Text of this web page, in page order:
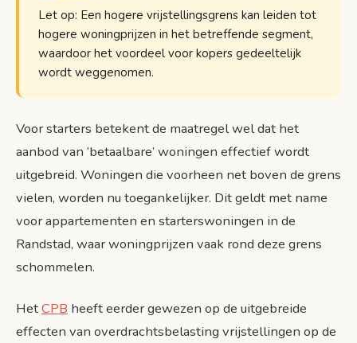
Let op: Een hogere vrijstellingsgrens kan leiden tot
hogere woningprijzen in het betreffende segment,
waardoor het voordeel voor kopers gedeeltelijk
wordt weggenomen.
Voor starters betekent de maatregel wel dat het
aanbod van ‘betaalbare’ woningen effectief wordt
uitgebreid. Woningen die voorheen net boven de grens
vielen, worden nu toegankelijker. Dit geldt met name
voor appartementen en starterswoningen in de
Randstad, waar woningprijzen vaak rond deze grens
schommelen.
HetCPB heeft eerder gewezen op de uitgebreide
effecten van overdrachtsbelasting vrijstellingen op de